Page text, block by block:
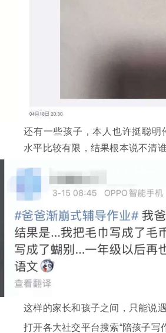
还有一些孩子，本人也许挺聪明
水平比较有限，结果根本说不清
这样的家长和孩子之间，只能说
打开各大社交平台搜索“陪孩子写